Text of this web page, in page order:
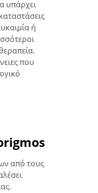
υπάρχει
ή
που
από τους